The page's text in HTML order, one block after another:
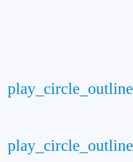
play_circle_outline
play_circle_outline